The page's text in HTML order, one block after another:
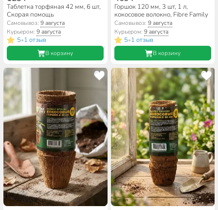
Таблетка торфяная 42 мм, 6 шт,
Скорая помощь
Самовывоз:9 августа
Курьером:9 августа
5•1 отзыв
В корзину
Горшок 120 мм, 3 шт, 1 л,
кокосовое волокно, Fibre Family
Самовывоз: 9 августа
Курьером: 9 августа
5•1 отзыв
В корзину